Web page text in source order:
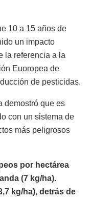
10 a 15 años de
un impacto
la referencia a la
Euoropea de
de pesticidas.
demostró que es
con un sistema de
más peligrosos
por hectárea
(7 kg/ha).
kg/ha), detrás de